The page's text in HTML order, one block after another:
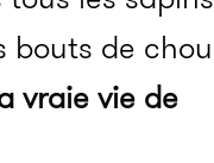
bouts de chou
vraie vie de